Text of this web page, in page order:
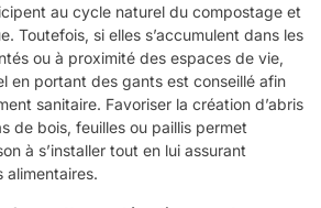
au cycle naturel du compostage et
Toutefois, si elles s’accumulent dans les
ou à proximité des espaces de vie,
en portant des gants est conseillé afin
sanitaire. Favoriser la création d’abris
de bois, feuilles ou paillis permet
à s’installer tout en lui assurant
alimentaires.